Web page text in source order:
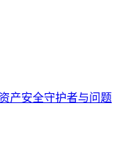
产安全守护者与问题